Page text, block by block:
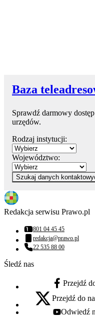
Baza
Sprawdź darmowy
urzędów.
Rodzaj instytucji:
Województwo:
Szukaj danych
Redakcja serwisu Prawo.pl
Numer telefonu:
801 04 45 45
Adres email:
redakcja@prawo.pl
Numer telefonu:
22 535 88 00
Śledź nas
facebook -
Przejdź
x - otwiera się w nowej
Przejdź do
youtube -
Odwiedź